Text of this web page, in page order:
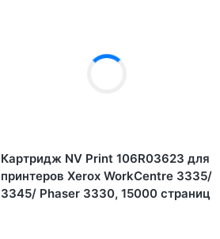
Картридж NV Print 106R03623 для
принтеров Xerox WorkCentre 3335/
3345/ Phaser 3330, 15000 страниц